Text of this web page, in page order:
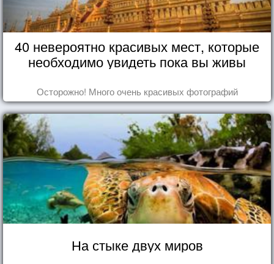
40 невероятно красивых мест, которые
необходимо увидеть пока вы живы
Осторожно! Много очень красивых фотографий
На стыке двух миров